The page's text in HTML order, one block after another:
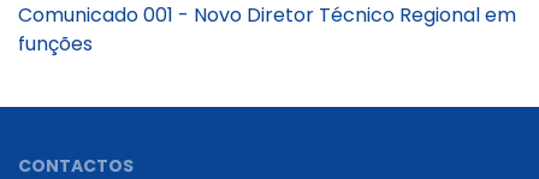
Comunicado 001 - Novo Diretor Técnico Regional em
funções
CONTACTOS